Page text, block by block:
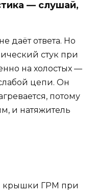
— слушай,
даёт ответа. Но
стук при
на холостых —
цепи. Он
потому
и натяжитель
крышки ГРМ при